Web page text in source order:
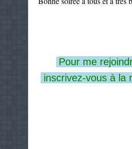
Pour me
inscrivez-vous à la